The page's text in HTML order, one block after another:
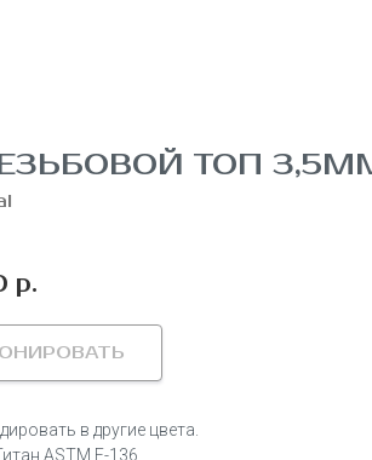
ТОП
р.
в другие цвета.
ASTM F-136